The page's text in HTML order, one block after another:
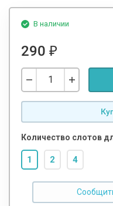
В наличии
290 ₽
Количество слотов
1 2 4